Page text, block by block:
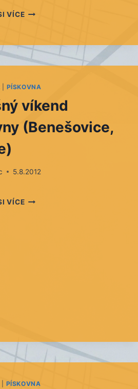
VÍCEPÍSKOVNA
PÍSKOVNA
víkend
(Benešovice,
5.8.2012
VÍCEÚSPĚŠNÝ
PÍSKOVNA